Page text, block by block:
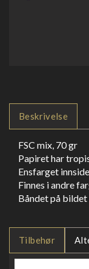
Beskrivelse
FSC mix, 70 gr
Papiret har
Ensfarget
Finnes i andre
Båndet på
Tilbehør